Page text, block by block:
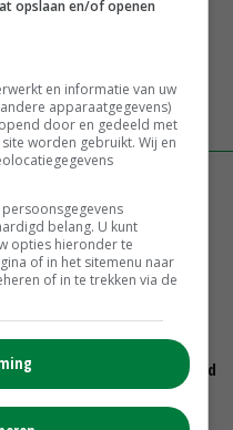
Huizinga: ‘Bezoek van
zelf groente plukken’
Frijns doet het verrassend
opslaan en/of openen
en informatie van uw
apparaatgegevens)
door en gedeeld met
worden gebruikt. Wij en
belang. U kunt
opties hieronder te
of in het sitemenu naar
of in te trekken via de